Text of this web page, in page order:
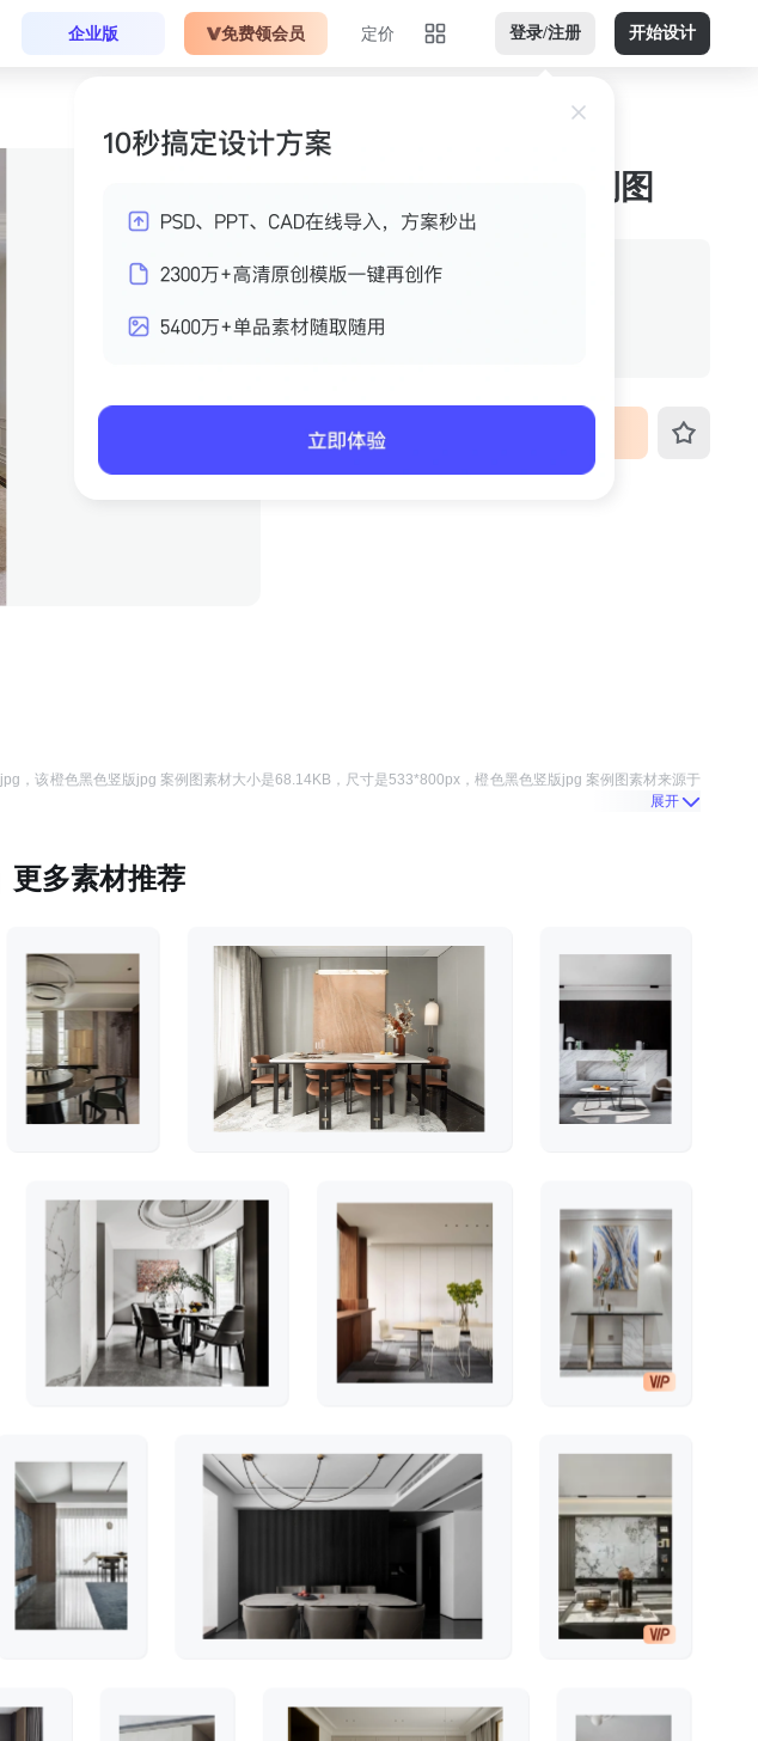
企业版 免费领会员 定价 登录/注册 开始设计
橙色黑色竖版jpg 案例图
作者 先休息休息
尺寸
ID 3fo4k4wr6hq8
jpg ，该橙色黑色竖版jpg 案例图素材大小是68.14KB ，尺寸是533*800px，橙色黑色竖版jpg 案例图素材来源于
展开
更多素材推荐